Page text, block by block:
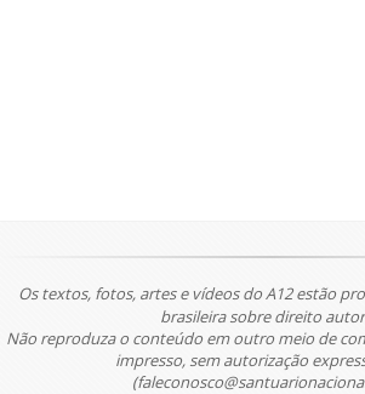
Os textos, fotos, artes e vídeos do A12 estão
brasileira sobre direito
Não reproduza o conteúdo em outro meio de
impresso, sem autorização